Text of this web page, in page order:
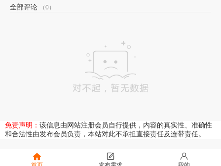
全部评论 （0）
免责声明： 该信息由网站注册会员自行提供，内容的真实性、准确性
和合法性由发布会员负责，本站对此不承担直接责任及连带责任。